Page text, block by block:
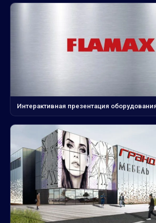
Интерактивная презентация